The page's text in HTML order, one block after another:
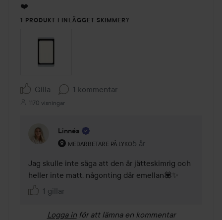
❤️
1 PRODUKT I INLÄGGET SKIMMER?
Gilla 1 kommentar
1170 visningar
Linnéa
MEDARBETARE PÅ LYKO
Användarens roll: Medarbetare på Lyko.
5 år
Kommentaren lades 5 år
Jag skulle inte säga att den är jätteskimrig och
heller inte matt, någonting där emellan💟✨
1 gillar
Logga in för att lämna en kommentar